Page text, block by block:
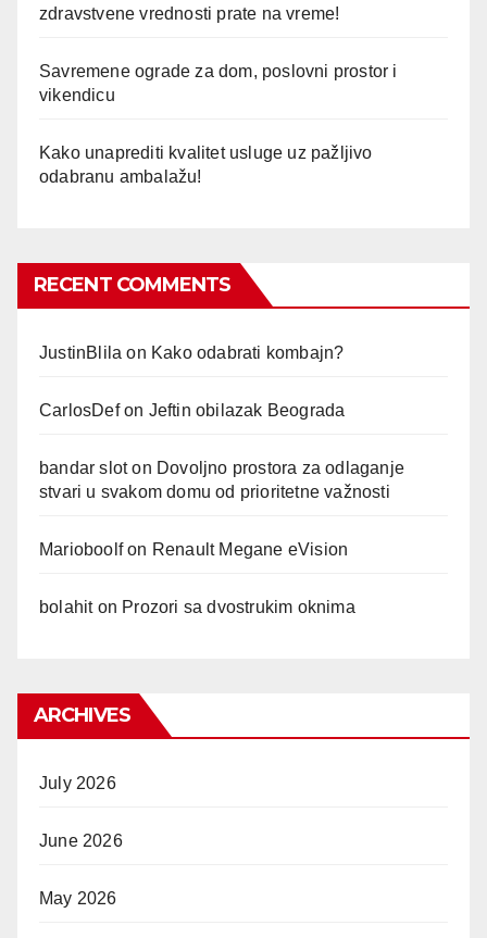
zdravstvene vrednosti prate na vreme!
Savremene ograde za dom, poslovni prostor i
vikendicu
Kako unaprediti kvalitet usluge uz pažljivo
odabranu ambalažu!
RECENT COMMENTS
JustinBlila on Kako odabrati kombajn?
CarlosDefon Jeftin obilazak Beograda
bandar sloton Dovoljno prostora za odlaganje
stvari u svakom domu od prioritetne važnosti
Marioboolfon Renault Megane eVision
bolahiton Prozori sa dvostrukim oknima
ARCHIVES
July 2026
June 2026
May 2026